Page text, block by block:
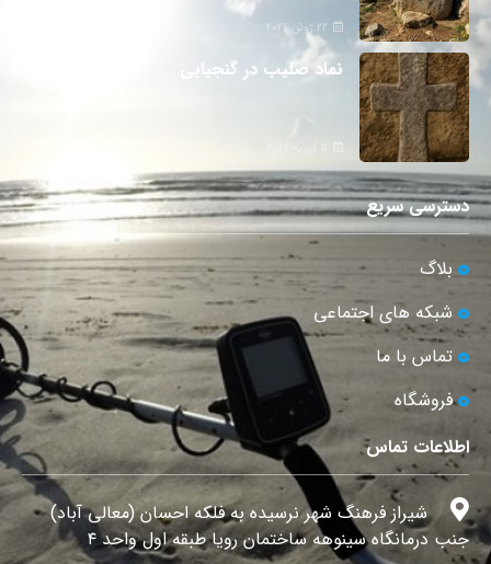
22 ژوئن 2026
نماد صلیب در گنجیابی
دسترسی سریع
بلاگ
شبکه های اجتماعی
تماس با ما
فروشگاه
اطلاعات تماس
شیراز فرهنگ شهر نرسیده به فلکه احسان (معالی آباد)
جنب درمانگاه سینوهه ساختمان رویا طبقه اول واحد ۴